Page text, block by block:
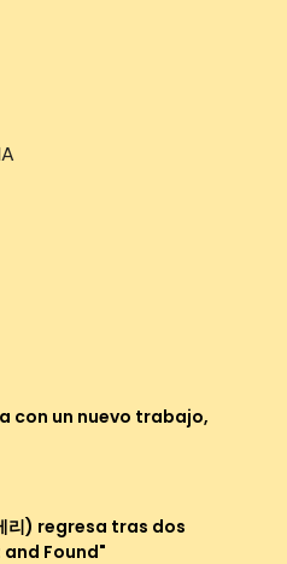
con un nuevo trabajo,
베리) regresa tras dos
Found"